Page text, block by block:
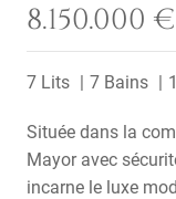
8.150.000 €
7 Lits 7 Bains
Située dans la
Mayor avec
incarne le luxe